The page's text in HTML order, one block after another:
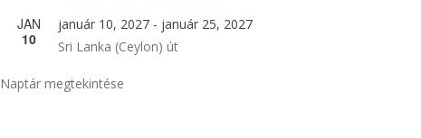
JAN
10
január 10, 2027- január 25, 2027
Sri Lanka (Ceylon) út
Naptár megtekintése